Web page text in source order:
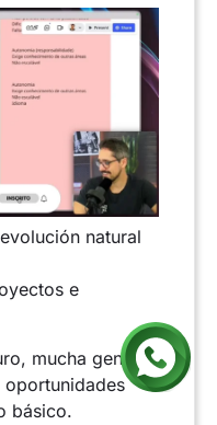
natural
e
mucha gente
oportunidades
básico.